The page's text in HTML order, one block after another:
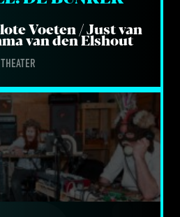
Voe­ten / Just van
van den Elshout
THEATER